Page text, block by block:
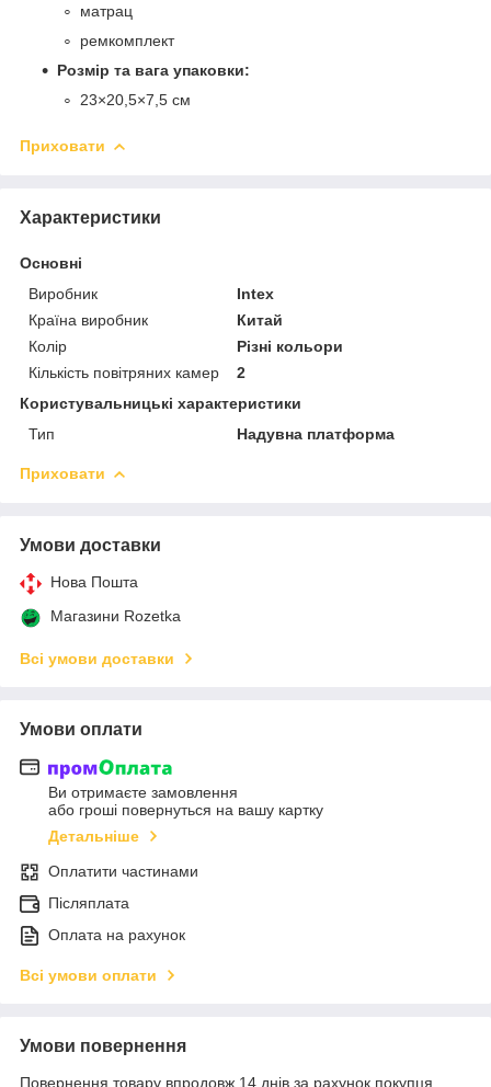
матрац
ремкомплект
Розмір та вага упаковки:
23×20,5×7,5 см
Приховати
Характеристики
Основні
Виробник
Intex
Країна виробник
Китай
Колір
Різні кольори
Кількість повітряних камер
2
Користувальницькі характеристики
Тип
Надувна платформа
Приховати
Умови доставки
Нова Пошта
Магазини Rozetka
Всі умови доставки
Умови оплати
Ви отримаєте замовлення
або гроші повернуться на вашу картку
Детальніше
Оплатити частинами
Післяплата
Оплата на рахунок
Всі умови оплати
Умови повернення
Повернення товару впродовж 14 днів за рахунок покупця